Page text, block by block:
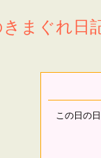
まぐれ日
この日の